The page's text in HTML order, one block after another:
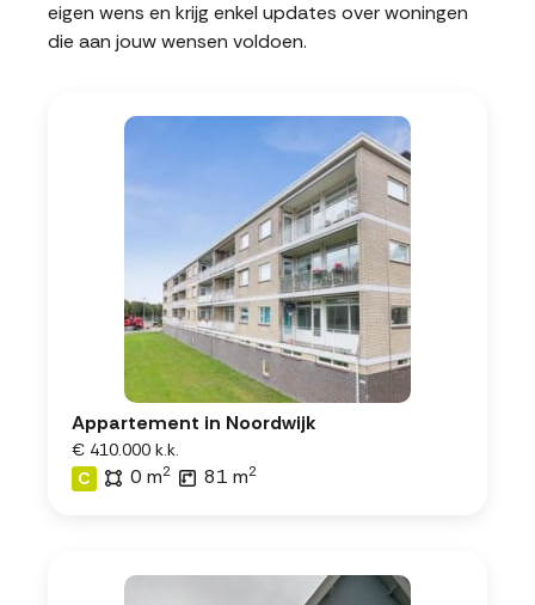
eigen wens en krijg enkel updates over woningen
die aan jouw wensen voldoen.
Appartement in Noordwijk
€ 410.000 k.k.
C
0 m2 81 m2